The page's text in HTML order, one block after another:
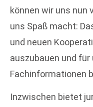
können wir uns nun
uns Spaß macht:
und neuen
auszubauen und
Fachinformationen
Inzwischen bietet